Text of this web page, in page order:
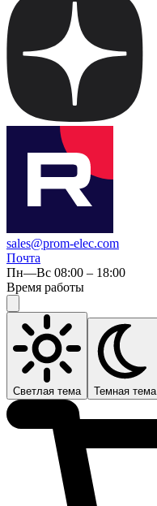
sales@prom-elec.com
Почта
Пн—Вс 08:00 – 18:00
Время работы
Светлая тема Темная тема